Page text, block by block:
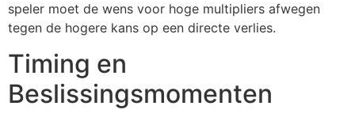
speler moet de wens voor hoge multipliers afwegen
tegen de hogere kans op een directe verlies.
Timing en
Beslissingsmomenten